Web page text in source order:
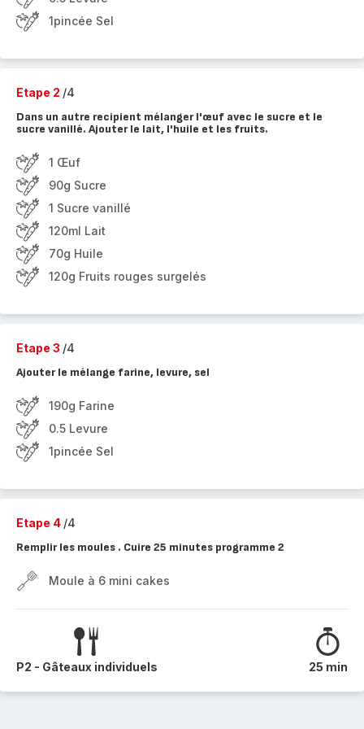
1pincée Sel
Etape 2 /4
Dans un autre recipient mélanger l'œuf avec le sucre et le
sucre vanillé. Ajouter le lait, l'huile et les fruits.
1 Œuf
90g Sucre
1 Sucre vanillé
120ml Lait
70g Huile
120g Fruits rouges surgelés
Etape 3 /4
Ajouter le mélange farine, levure, sel
190g Farine
0.5 Levure
1pincée Sel
Etape 4 /4
Remplir les moules . Cuire 25 minutes programme 2
Moule à 6 mini cakes
P2 - Gâteaux individuels 25 min